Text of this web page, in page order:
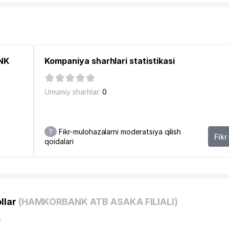
Kompaniya sharhlari statistikasi
Umumiy sharhlar: 0
?
Fikr-mulohazalarni moderatsiya qilish
qoidalari
(HAMKORBANK ATB ASAKA FILIALI)